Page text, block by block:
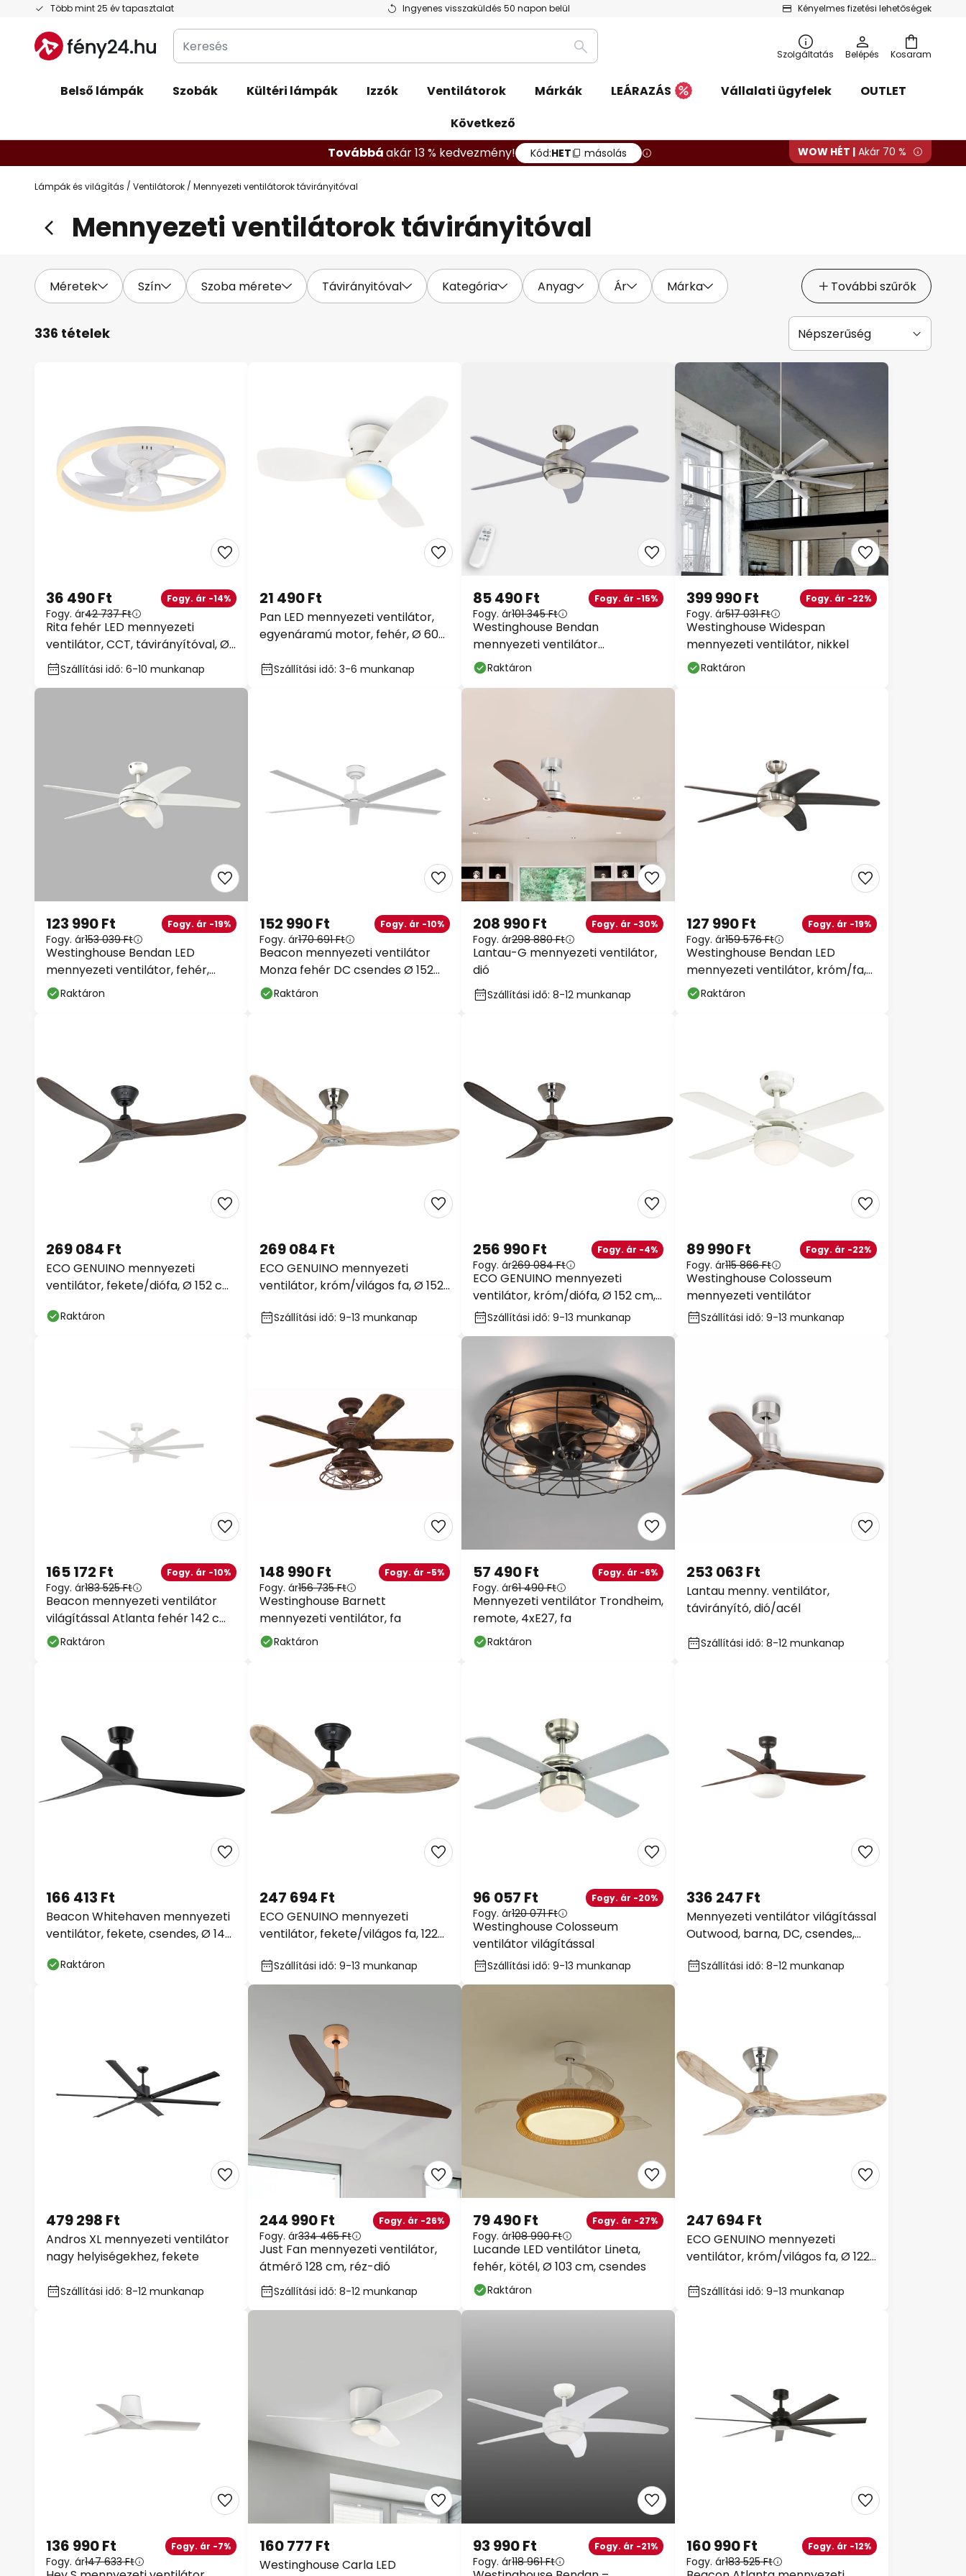
Több mint 25 év tapasztalat Ingyenes visszaküldés 50 napon belül Kényelmes fizetési lehetőségek
Ugrás
tartalomhoz
Kosaram
Keresés
Keresés
Szolgáltatás Belépés
Belső lámpák Szobák Kültéri lámpák Izzók Ventilátorok Márkák LEÁRAZÁS Vállalati ügyfelek
OUTLET
Következő
Továbbáakár 13 % kedvezmény! Kód:HET másolás WOW HÉT | Akár 70 %
Lámpák és világítás Ventilátorok Mennyezeti ventilátorok távirányitóval
Mennyezeti ventilátorok távirányitóval
Méretek Szín Szoba mérete Távirányitóval Kategória Anyag Ár Márka További szűrők
336 tételek
Rita fehér LED mennyezeti
ventilátor, CCT, távirányítóval, Ø
50 cm
36 490 Ft Fogy. ár -14%
Fogy. ár42 737 Ft
Szállítási idő: 6-10 munkanap
Pan LED mennyezeti ventilátor,
egyenáramú motor, fehér, Ø 60
21 490 Ft
Szállítási idő: 3-6 munkanap
Westinghouse Bendan
mennyezeti ventilátor
világítással, ezüst
85 490 Ft Fogy. ár -15%
Fogy. ár101 345 Ft
Raktáron
Westinghouse Widespan
mennyezeti ventilátor, nikkel
399 990 Ft Fogy. ár -22%
Fogy. ár517 031 Ft
Raktáron
Westinghouse Bendan LED
mennyezeti ventilátor, fehér,
csendes
123 990 Ft Fogy. ár -19%
Fogy. ár153 039 Ft
Raktáron
Beacon mennyezeti ventilátor
Monza fehér DC csendes Ø 152
cm IP55
152 990 Ft Fogy. ár -10%
Fogy. ár170 691 Ft
Raktáron
Lantau-G mennyezeti ventilátor,
dió
208 990 Ft Fogy. ár -30%
Fogy. ár298 880 Ft
Szállítási idő: 8-12 munkanap
Westinghouse Bendan LED
mennyezeti ventilátor, króm/fa,
csendes
127 990 Ft Fogy. ár -19%
Fogy. ár159 576 Ft
Raktáron
ECO GENUINO mennyezeti
ventilátor, fekete/diófa, Ø 152 cm,
269 084 Ft
Raktáron
ECO GENUINO mennyezeti
ventilátor, króm/világos fa, Ø 152
269 084 Ft
Szállítási idő: 9-13 munkanap
ECO GENUINO mennyezeti
ventilátor, króm/diófa, Ø 152 cm,
csendes
256 990 Ft Fogy. ár -4%
Fogy. ár269 084 Ft
Szállítási idő: 9-13 munkanap
Westinghouse Colosseum
mennyezeti ventilátor
89 990 Ft Fogy. ár -22%
Fogy. ár115 866 Ft
Szállítási idő: 9-13 munkanap
Beacon mennyezeti ventilátor
világítással Atlanta fehér 142 cm
csendes
165 172 Ft Fogy. ár -10%
Fogy. ár183 525 Ft
Raktáron
Westinghouse Barnett
mennyezeti ventilátor, fa
148 990 Ft Fogy. ár -5%
Fogy. ár156 735 Ft
Raktáron
Mennyezeti ventilátor Trondheim,
remote, 4xE27, fa
57 490 Ft Fogy. ár -6%
Fogy. ár61 490 Ft
Raktáron
Lantau menny. ventilátor,
távirányító, dió/acél
253 063 Ft
Szállítási idő: 8-12 munkanap
Beacon Whitehaven mennyezeti
ventilátor, fekete, csendes, Ø 142
166 413 Ft
Raktáron
ECO GENUINO mennyezeti
ventilátor, fekete/világos fa, 122
247 694 Ft
Szállítási idő: 9-13 munkanap
Westinghouse Colosseum
ventilátor világítással
96 057 Ft Fogy. ár -20%
Fogy. ár120 071 Ft
Szállítási idő: 9-13 munkanap
Mennyezeti ventilátor világítással
Outwood, barna, DC, csendes,
336 247 Ft
Szállítási idő: 8-12 munkanap
Andros XL mennyezeti ventilátor
nagy helyiségekhez, fekete
479 298 Ft
Szállítási idő: 8-12 munkanap
Just Fan mennyezeti ventilátor,
átmérő 128 cm, réz-dió
244 990 Ft Fogy. ár -26%
Fogy. ár334 465 Ft
Szállítási idő: 8-12 munkanap
Lucande LED ventilátor Lineta,
fehér, kötél, Ø 103 cm, csendes
79 490 Ft Fogy. ár -27%
Fogy. ár108 990 Ft
Raktáron
ECO GENUINO mennyezeti
ventilátor, króm/világos fa, Ø 122
247 694 Ft
Szállítási idő: 9-13 munkanap
136 990 Ft Fogy. ár -7%
Fogy. ár147 633 Ft
Westinghouse Carla LED
160 777 Ft 93 990 Ft Fogy. ár -21%
Fogy. ár118 961 Ft
160 990 Ft Fogy. ár -12%
Fogy. ár183 525 Ft